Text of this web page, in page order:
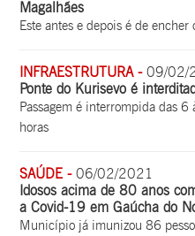
Magalhães
Este antes e depois é de encher
INFRAESTRUTURA -09/02/
Ponte do Kurisevo é
Passagem é interrompida das
horas
SAÚDE -06/02/2021
Idosos acima de 80 anos
a Covid-19 em Gaúcha do
Município já imunizou 86